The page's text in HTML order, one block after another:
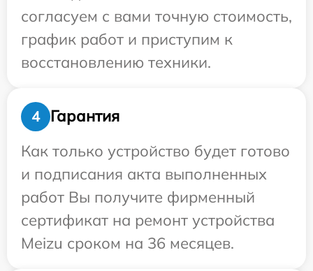
согласуем с вами точную стоимость,
график работ и приступим к
восстановлению техники.
4
Гарантия
Как только устройство будет готово
и подписания акта выполненных
работ Вы получите фирменный
сертификат на ремонт устройства
Meizu сроком на 36 месяцев.